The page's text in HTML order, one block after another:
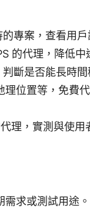
專案，查看用戶
的代理，降低中
斷是否能長時間
位置等，免費
理，實測與使用
求或測試用途。